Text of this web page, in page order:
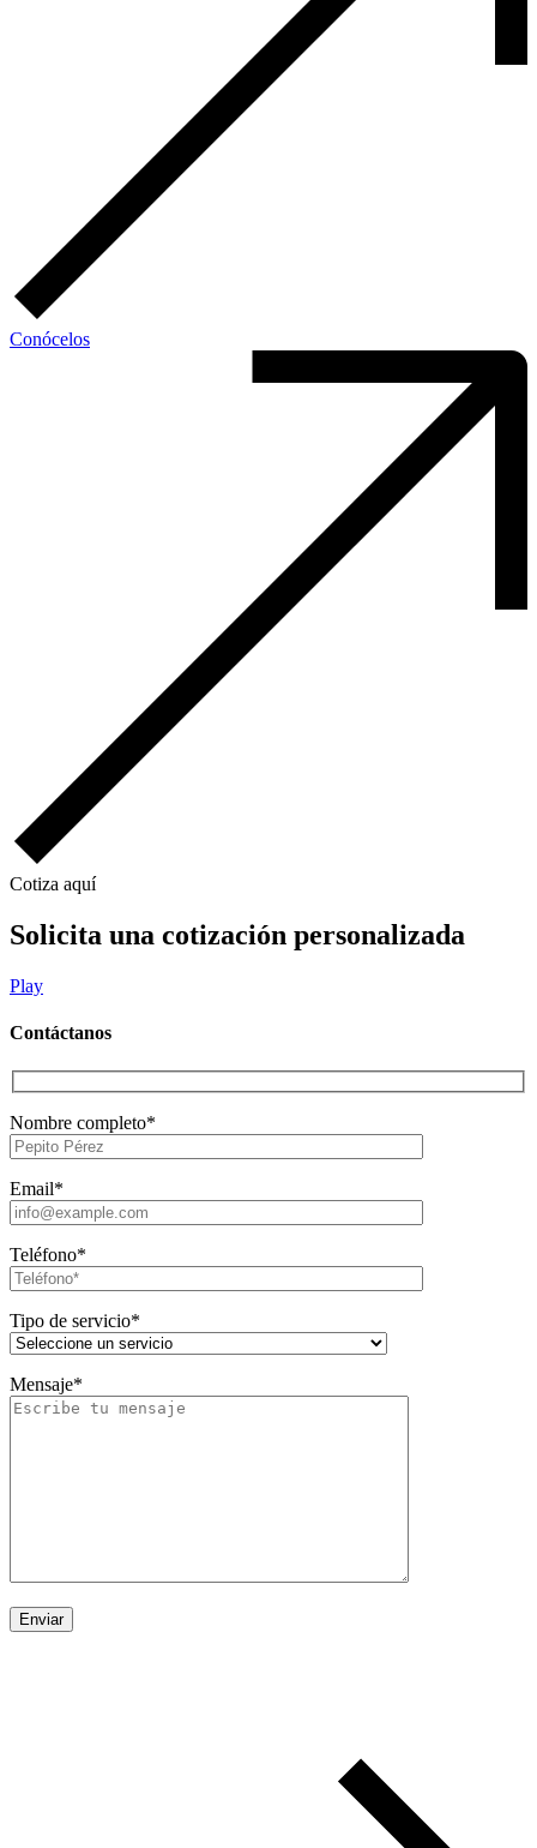
Conócelos
Cotiza aquí
Solicita una cotización personalizada
Play
Contáctanos
Nombre completo*
Email*
Teléfono*
Tipo de servicio*
Mensaje*